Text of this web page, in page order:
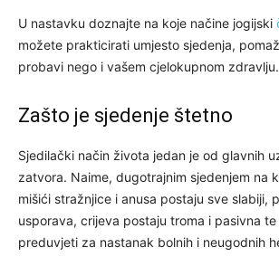
U nastavku doznajte na koje načine jogijski
možete prakticirati umjesto sjedenja,
probavi nego i vašem cjelokupnom zdravlju.
Zašto je sjedenje štetno
Sjedilački način života jedan je od glavnih
zatvora. Naime, dugotrajnim sjedenjem na
mišići stražnjice i anusa postaju sve slabiji,
usporava, crijeva postaju troma i pasivna
preduvjeti za nastanak bolnih i neugodnih